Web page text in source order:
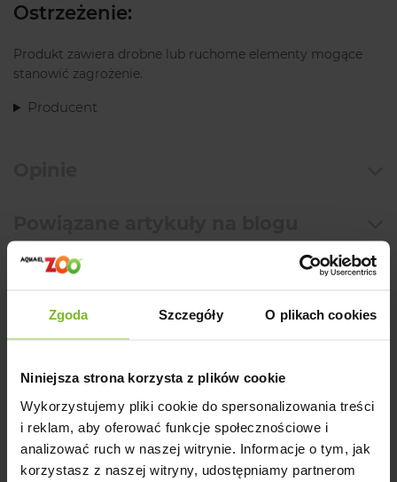
Zgoda Szczegóły O plikach cookies
Niniejsza strona korzysta z plików cookie
Wykorzystujemy pliki cookie do spersonalizowania treści
i reklam, aby oferować funkcje społecznościowe i
analizować ruch w naszej witrynie. Informacje o tym, jak
korzystasz z naszej witryny, udostępniamy partnerom
Ostrzeżenie:
Produkt zawiera drobne lub ruchome elementy mogące
stanowić zagrożenie.
Producent
Pytania i odpowiedzi (0)